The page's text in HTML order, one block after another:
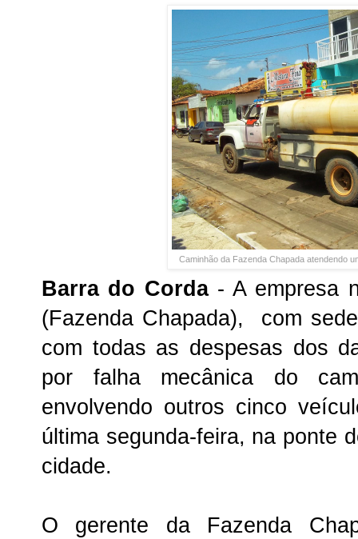
Caminhão da Fazenda Chapada atendendo
Barra do Corda- A empresa
(Fazenda Chapada), com
com todas as despesas dos
por falha mecânica do
envolvendo outros cinco
última segunda-feira, na ponte
cidade.
O gerente da Fazenda